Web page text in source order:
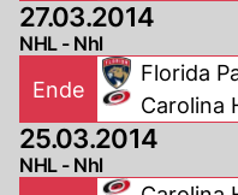
27.03.2014
NHL - Nhl
Ende
Florida
Carolina
25.03.2014
NHL - Nhl